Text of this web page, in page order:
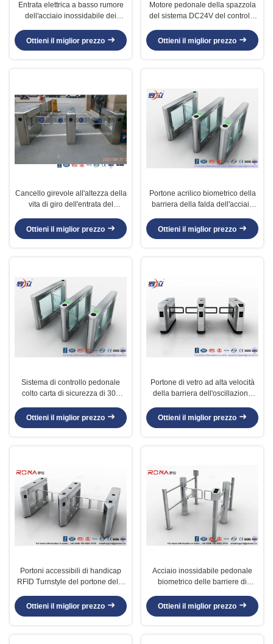
Entrata elettrica a basso rumore
dell'acciaio inossidabile dei
controllo dell'automobile
Ottieni il miglior prezzo
Motore pedonale della spazzola
del sistema DC24V del controllo
barriera del lettore di schede di
RFID
Ottieni il miglior prezzo
Cancello girevole all'altezza della
vita di giro dell'entrata del
dell'oscillazione della barriera
della porta automatica del
Ottieni il miglior prezzo
Portone acrilico biometrico della
barriera della falda dell'acciaio
barriera dell'oscillazione
Ottieni il miglior prezzo
Sistema di controllo pedonale
colto carta di sicurezza di 304
dell'oscillazione barriere del
Ottieni il miglior prezzo
Portone di vetro ad alta velocità
della barriera dell'oscillazione
frequenza ultraelevata RFID
Ottieni il miglior prezzo
Portoni accessibili di handicap
RFID Turnstyle del portone della
sicurezza 900mm
Ottieni il miglior prezzo
Acciaio inossidabile pedonale
biometrico delle barriere di
controllo di accesso
Ottieni il miglior prezzo